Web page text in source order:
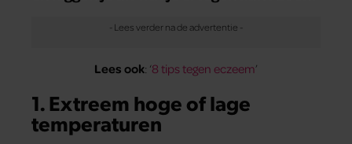
Lees ook: ‘8 tips tegen eczeem’
1. Extreem hoge of lage
temperaturen